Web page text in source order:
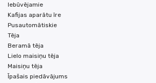
Iebūvējamie
Kafijas aparātu īre
Pusautomātiskie
Tēja
Beramā tēja
Lielo maisiņu tēja
Maisiņu tēja
Īpašais piedāvājums